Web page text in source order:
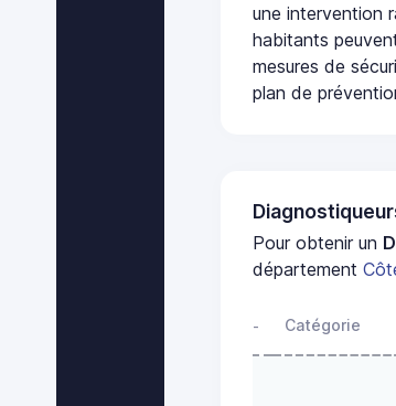
une intervention
habitants
mesures de
plan de
Pour obtenir un
département
- Catégorie